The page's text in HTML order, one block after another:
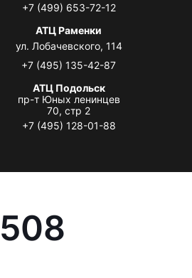
+7 (499) 653-72-12
АТЦ Раменки
ул. Лобачевского, 114
+7 (495) 135-42-87
АТЦ Подольск
пр-т Юных ленинцев
70, стр 2
+7 (495) 128-01-88